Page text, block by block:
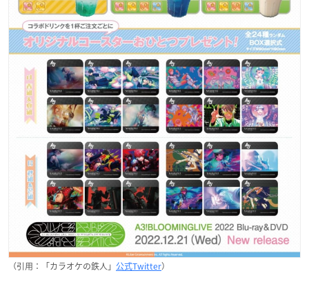
（引用：「カラオケの鉄人」 公式Twitter）